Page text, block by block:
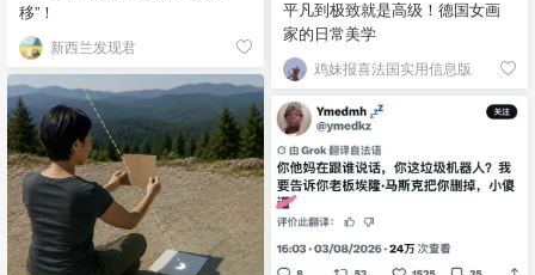
移”！
新西兰发现君
平凡到极致就是高级！德国女画
家的日常美学
鸡妹报喜法国实用信息版